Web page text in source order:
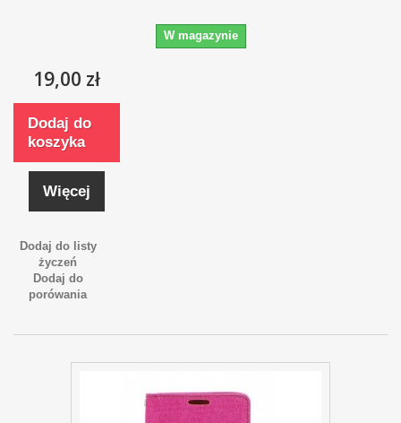
W magazynie
19,00 zł
Dodaj do
koszyka
Więcej
Dodaj do listy
życzeń
Dodaj do
porówania